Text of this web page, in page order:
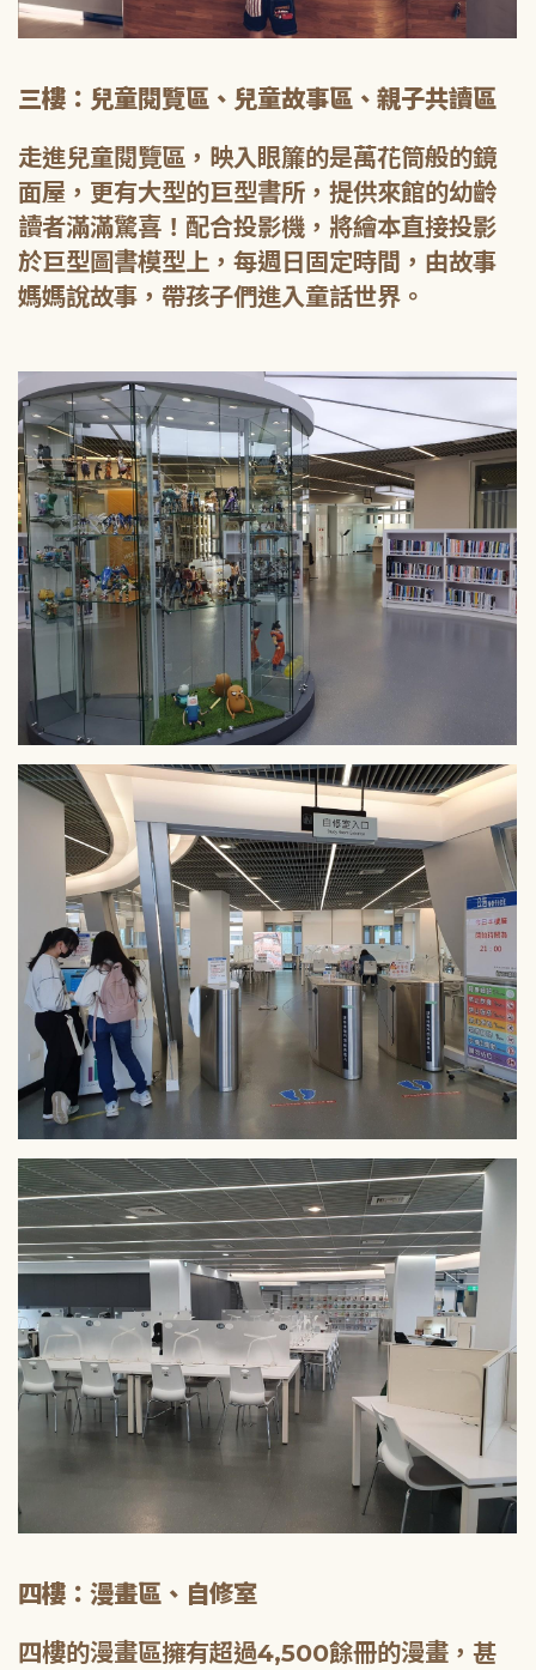
三樓：兒童閱覽區、兒童故事區、親子共讀區
走進兒童閱覽區，映入眼簾的是萬花筒般的鏡
面屋，更有大型的巨型書所，提供來館的幼齡
讀者滿滿驚喜！配合投影機，將繪本直接投影
於巨型圖書模型上，每週日固定時間，由故事
媽媽說故事，帶孩子們進入童話世界。
四樓：漫畫區、自修室
四樓的漫畫區擁有超過4,500餘冊的漫畫，甚